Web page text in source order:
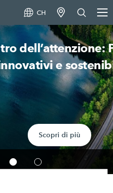
CH
Prodotti
sostenibili